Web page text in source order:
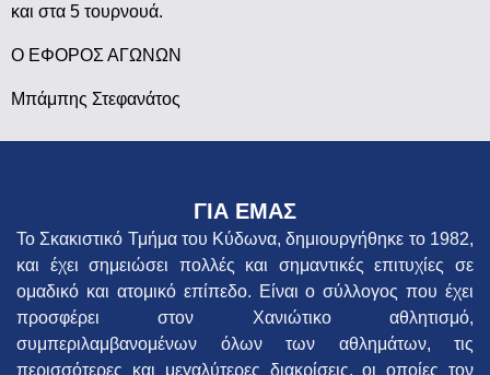
και στα 5 τουρνουά.
Ο ΕΦΟΡΟΣ ΑΓΩΝΩΝ
Μπάμπης Στεφανάτος
ΓΙΑ ΕΜΑΣ
Το Σκακιστικό Τμήμα του Κύδωνα, δημιουργήθηκε το 1982,
και έχει σημειώσει πολλές και σημαντικές επιτυχίες σε
ομαδικό και ατομικό επίπεδο. Είναι ο σύλλογος που έχει
προσφέρει στον Χανιώτικο αθλητισμό,
συμπεριλαμβανομένων όλων των αθλημάτων, τις
περισσότερες και μεγαλύτερες διακρίσεις, οι οποίες τον